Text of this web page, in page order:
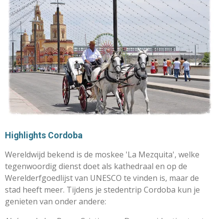
Highlights Cordoba
Wereldwijd bekend is de moskee 'La Mezquita', welke
tegenwoordig dienst doet als kathedraal en op de
Werelderfgoedlijst van UNESCO te vinden is, maar de
stad heeft meer. Tijdens je stedentrip Cordoba kun je
genieten van onder andere: